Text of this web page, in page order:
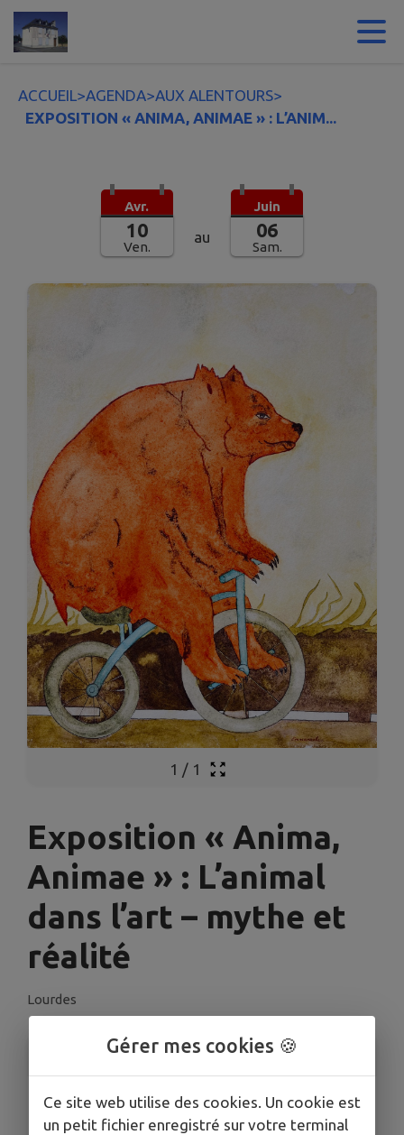
Contenu
ACCUEIL>AGENDA>AUX ALENTOURS>
EXPOSITION « ANIMA, ANIMAE » : L’ANIM...
Avr.
10
Ven.
au
Juin
06
Sam.
1 / 1
Exposition « Anima,
Animae » : L’animal
dans l’art – mythe et
réalité
Lourdes
INFORMATIONS PRATIQUES
LIEU
Médiathèque de Lourdes
Gérer mes cookies 🍪
Ce site web utilise des cookies. Un cookie est
un petit fichier enregistré sur votre terminal